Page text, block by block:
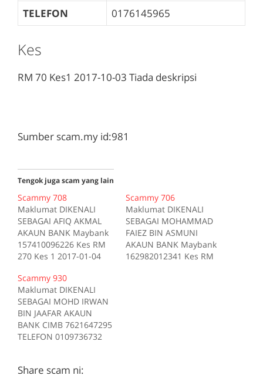
TELEFON
0176145965
Kes
RM 70 Kes1 2017-10-03 Tiada deskripsi
Sumber scam.my id:981
Tengok juga scam yang lain
Scammy 708
Maklumat DIKENALI
SEBAGAI AFIQ AKMAL
AKAUN BANK Maybank
157410096226 Kes RM
270 Kes 1 2017-01-04
Sumber scam.my id:708
Scammy 706
Maklumat DIKENALI
SEBAGAI MOHAMMAD
FAIEZ BIN ASMUNI
AKAUN BANK Maybank
162982012341 Kes RM
Scammy 930
Maklumat DIKENALI
SEBAGAI MOHD IRWAN
BIN JAAFAR AKAUN
BANK CIMB 7621647295
TELEFON 0109736732
deskripsi Sumber
Share scam ni: